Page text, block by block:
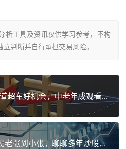
析工具及资讯仅供学习参考，不构
判断并自行承担交易风险。
理财直播成金融机构弯道超车好机会，中老年成观看主力
A股投资者故事：从股民老张到小张，聊聊多年炒股那些事儿